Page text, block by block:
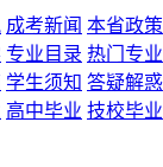
成考新闻 本省政策
专业目录 热门专业
学生须知 答疑解惑
高中毕业 技校毕业